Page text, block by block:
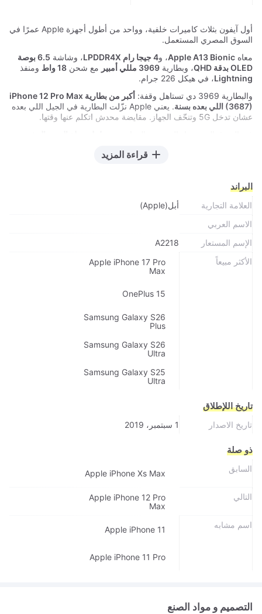
أول آيفون بثلاث كاميرات خلفية، وواحد من أطول أجهزة Apple عمرًا في
السوق المصري المستعمل.
معاه Apple A13 Bionic، و4 جيجا رام LPDDR4X ، وشاشة
6.5 بوصة
OLED بدقة QHD
، وبطارية 3969 مللي أمبير مع شحن 18 واط
ومنفذ
Lightning، في هيكل 226 جرام.
والبطارية 3969 دي تستاهل وقفة:
أكبر من بطارية iPhone 12 Pro Max
(3687) اللي بعده بسنة
. يعني Apple نزّلت البطارية في الجيل اللي بعده
عشان تدخل 5G وتنحّف الجهاز. مقايضة محدش اتكلم عنها وقتها.
— فاسأل عن صحتها قبل أي حاجة.قراءة المزيد
البراند
العلامة التجارية
أبل(Apple)
الاسم العربي
الإسم المستعار
A2218
الأكثر مبيعاً
Apple iPhone 17 Pro
Max
OnePlus 15
Samsung Galaxy S26
Plus
Samsung Galaxy S26
Ultra
Samsung Galaxy S25
Ultra
تاريخ اللإطلاق
تاريخ الاصدار 1 سبتمبر، 2019
ذو صلة
السابق Apple iPhone Xs Max
التالي
Apple iPhone 12 Pro
Max
اسم مشابه
Apple iPhone 11
Apple iPhone 11 Pro
التصميم و مواد الصنع